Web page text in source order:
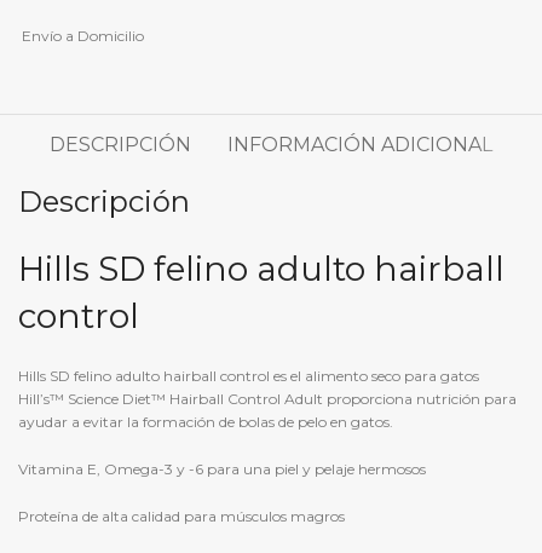
Envío a Domicilio
DESCRIPCIÓN INFORMACIÓN ADICIONAL
Descripción
Hills SD felino adulto hairball
control
Hills SD felino adulto hairball control es el alimento seco para gatos
Hill’s™ Science Diet™ Hairball Control Adult proporciona nutrición para
ayudar a evitar la formación de bolas de pelo en gatos.
Vitamina E, Omega-3 y -6 para una piel y pelaje hermosos
Proteína de alta calidad para músculos magros